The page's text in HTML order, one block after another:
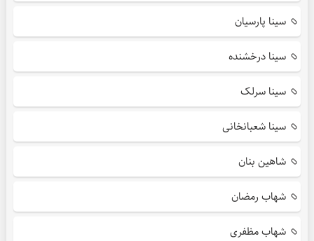
سینا پارسیان
سینا درخشنده
سینا سرلک
سینا شعبانخانی
شاهین بنان
شهاب رمضان
شهاب مظفری